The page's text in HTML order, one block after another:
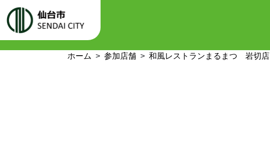
ホーム 参加店舗 和風レストランまるまつ 岩切店